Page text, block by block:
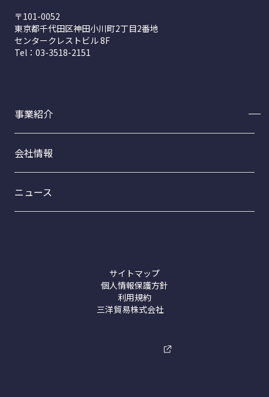
〒101-0052
東京都千代田区神田小川町2丁目2番地
センタークレストビル 8F
Tel：03-3518-2151
事業紹介
フードサイエンス事業部
ファインケミカル事業部
トライテックスCB-20
プロダクト事業部
会社情報
ニュース
サイトマップ
個人情報保護方針
利用規約
三洋貿易株式会社